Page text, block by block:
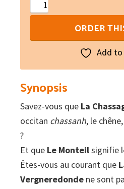
La
Noms
de
lieux
Parc
naturel
régional
ORDER
Add
Synopsis
Savez-vous que La
occitan chassanh, le
?
Et que Le Monteilsignifie
Êtes-vous au courant que
Vergneredonde ne sont